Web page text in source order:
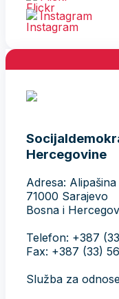
Instagram
Hercegovine
Adresa: Alipašina
71000 Sarajevo
Bosna i
Telefon: +387
Fax: +387 (33)
Služba za